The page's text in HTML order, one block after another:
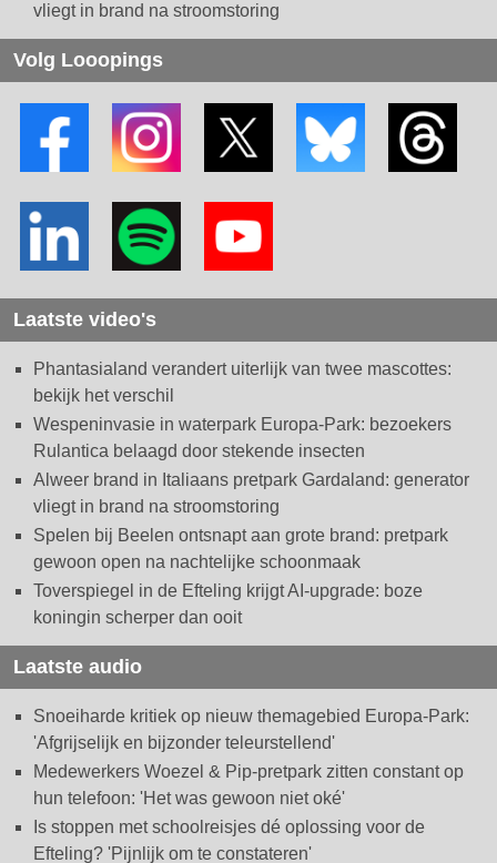
vliegt in brand na stroomstoring
Volg Looopings
Laatste video's
Phantasialand verandert uiterlijk van twee mascottes:
bekijk het verschil
Wespeninvasie in waterpark Europa-Park: bezoekers
Rulantica belaagd door stekende insecten
Alweer brand in Italiaans pretpark Gardaland: generator
vliegt in brand na stroomstoring
Spelen bij Beelen ontsnapt aan grote brand: pretpark
gewoon open na nachtelijke schoonmaak
Toverspiegel in de Efteling krijgt AI-upgrade: boze
koningin scherper dan ooit
Laatste audio
Snoeiharde kritiek op nieuw themagebied Europa-Park:
'Afgrijselijk en bijzonder teleurstellend'
Medewerkers Woezel & Pip-pretpark zitten constant op
hun telefoon: 'Het was gewoon niet oké'
Is stoppen met schoolreisjes dé oplossing voor de
Efteling? 'Pijnlijk om te constateren'